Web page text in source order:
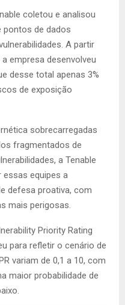
coletou e analisou
pontos de dados
A partir
empresa desenvolveu
desse total apenas 3%
de exposição
sobrecarregadas
fragmentados de
a Tenable
essas equipes a
defesa proativa, com
mais perigosas.
Priority Rating
para refletir o cenário de
variam de 0,1 a 10, com
maior probabilidade de